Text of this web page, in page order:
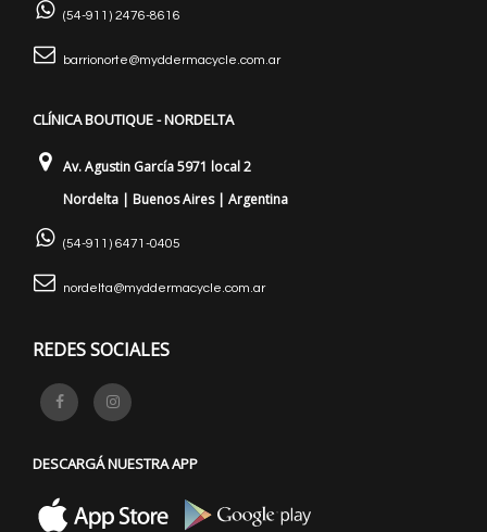
(54-911) 2476-8616
barrionorte@myddermacycle.com.ar
CLÍNICA BOUTIQUE - NORDELTA
Av. Agustin García 5971 local 2
Nordelta | Buenos Aires | Argentina
(54-911) 6471-0405
nordelta@myddermacycle.com.ar
REDES SOCIALES
DESCARGÁ NUESTRA APP